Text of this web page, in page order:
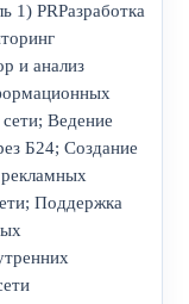
1) PRРазработка
и анализ
Ведение
Б24; Создание
Поддержка